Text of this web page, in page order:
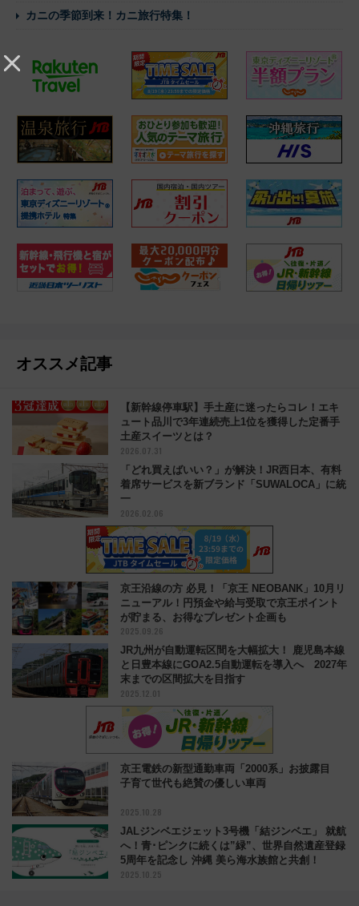
カニの季節到来！カニ旅行特集！
オススメ記事
【新幹線停車駅】手土産に迷ったらコレ！エキ
ュート品川で3年連続売上1位を獲得した定番手
土産スイーツとは？
2026.07.31
「どれ買えばいい？」が解決！JR西日本、有料
着席サービスを新ブランド「SUWALOCA」に統
一
2026.02.06
京王沿線の方 必見！「京王 NEOBANK」10月リ
ニューアル！円預金や給与受取で京王ポイント
が貯まる、お得なプレゼント企画も
2025.09.26
JR九州が自動運転区間を大幅拡大！ 鹿児島本線
と日豊本線にGOA2.5自動運転を導入へ 2027年
末までの区間拡大を目指す
2025.12.01
京王電鉄の新型通勤車両「2000系」お披露目
子育て世代も絶賛の優しい車両
2025.10.28
JALジンベエジェット3号機「結ジンベエ」 就航
へ！青･ピンクに続くは”緑”、世界自然遺産登録
5周年を記念し 沖縄 美ら海水族館と共創！
2025.10.25